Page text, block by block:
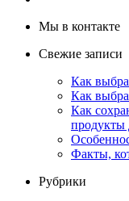
Мы в контакте
Свежие записи
Как
Как
Как
продукты
Факты,
Рубрики